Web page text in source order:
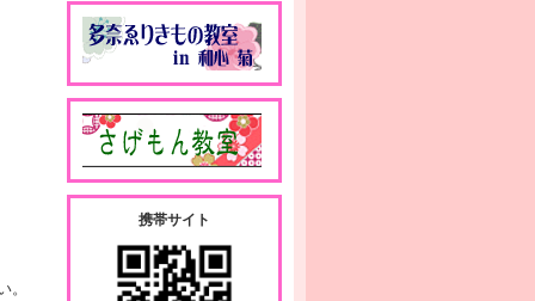
。
携帯サイト